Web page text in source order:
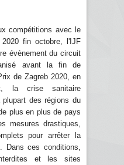
compétitions avec le
fin octobre, l'IJF
évènement du circuit
avant la fin de
de Zagreb 2020, en
la crise sanitaire
des régions du
plus en plus de pays
mesures drastiques,
pour arrêter la
Dans ces conditions,
et les sites